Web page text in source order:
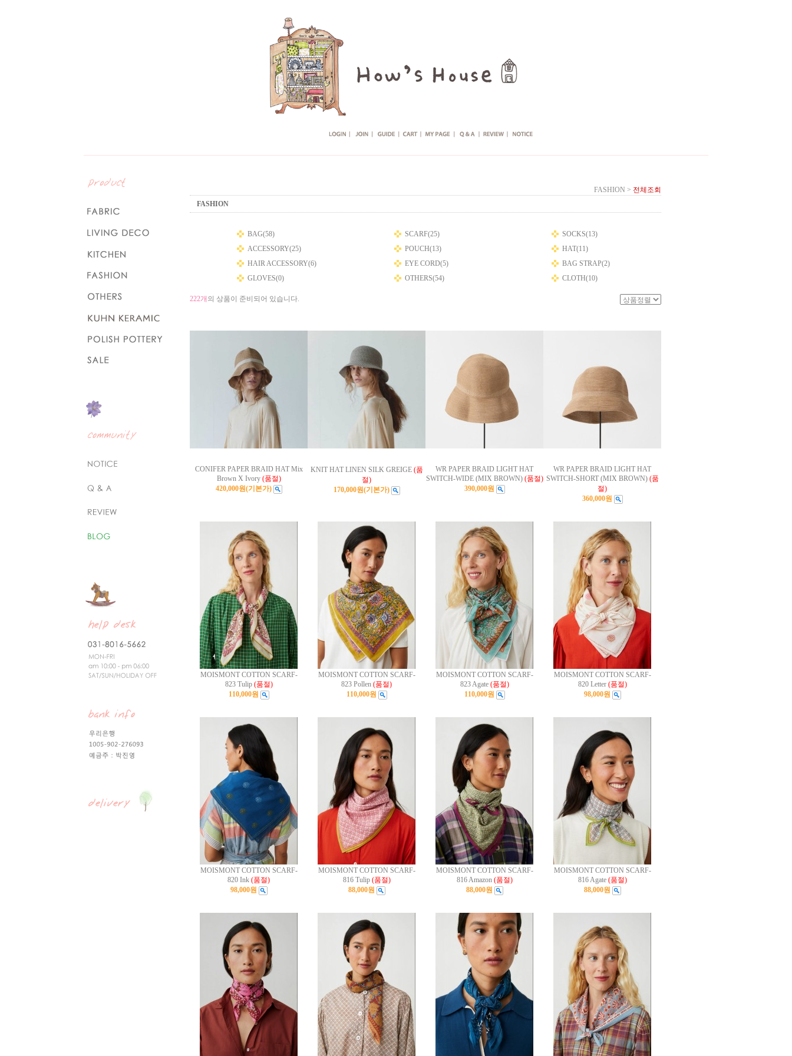
FASHION > 전체조회
FASHION
BAG(58) SCARF(25)
SOCKS(13)
ACCESSORY(25)
POUCH(13)
HAT(11)
HAIR ACCESSORY(6)
EYE CORD(5)
BAG STRAP(2)
GLOVES(0)
OTHERS(54) CLOTH(10)
222개 의 상품이 준비되어 있습니다.
CONIFER PAPER BRAID HAT Mix
Brown X Ivory (품절)
420,000원(기본가)
KNIT HAT LINEN SILK GREIGE (품
절)
170,000원(기본가)
WR PAPER BRAID LIGHT HAT
SWITCH-WIDE (MIX BROWN) (품절)
390,000원
WR PAPER BRAID LIGHT HAT
SWITCH-SHORT (MIX BROWN) (품
절)
360,000원
MOISMONT COTTON SCARF-
823 Tulip (품절)
110,000원
MOISMONT COTTON SCARF-
823 Pollen (품절)
110,000원
MOISMONT COTTON SCARF-
823 Agate (품절)
110,000원
MOISMONT COTTON SCARF-
820 Letter (품절)
98,000원
MOISMONT COTTON SCARF-
820 Ink (품절)
98,000원
MOISMONT COTTON SCARF-
816 Tulip (품절)
88,000원
MOISMONT COTTON SCARF-
816 Amazon (품절)
88,000원
MOISMONT COTTON SCARF-
816 Agate (품절)
88,000원